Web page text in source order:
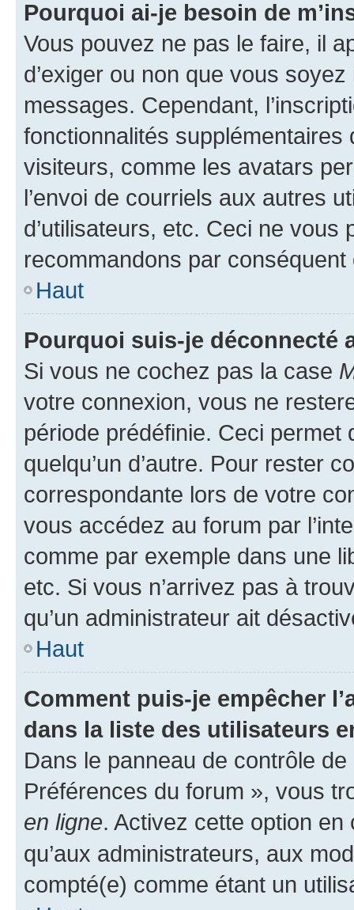
Pourquoi ai-je besoin de
Vous pouvez ne pas le faire, il
d’exiger ou non que vous
messages. Cependant,
fonctionnalités
visiteurs, comme les avatars
l’envoi de courriels aux autres
d’utilisateurs, etc. Ceci ne vous
recommandons par conséquent
Haut
Pourquoi suis-je déconnecté
Si vous ne cochez pas la case
votre connexion, vous ne
période prédéfinie. Ceci permet
quelqu’un d’autre. Pour rester
correspondante lors de votre
vous accédez au forum par
comme par exemple dans une
etc. Si vous n’arrivez pas à
qu’un administrateur ait
Haut
Comment puis-je empêcher
dans la liste des utilisateurs
Dans le panneau de contrôle
Préférences du forum », vous
en ligne. Activez cette option
qu’aux administrateurs, aux
compté(e) comme étant un